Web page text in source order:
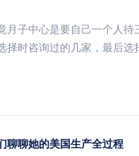
月子中心是要自己一个人
择时咨询过的几家，最后
聊聊她的美国生产全过程